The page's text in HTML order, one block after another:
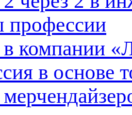
профессии
в компании
в основе